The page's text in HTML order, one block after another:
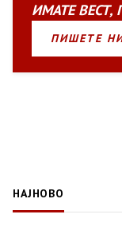
ИМАТЕВЕСТ,
ПИШЕТЕ
НАЈНОВО